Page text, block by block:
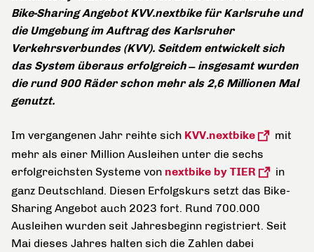
Bike-Sharing Angebot KVV.nextbike für Karlsruhe und
die Umgebung im Auftrag des Karlsruher
Verkehrsverbundes (KVV). Seitdem entwickelt sich
das System überaus erfolgreichinsgesamt wurden
die rund 900 Räder schon mehr als 2,6 Millionen Mal
genutzt.
Im vergangenen Jahr reihte sich KVV.nextbike
mit
mehr als einer Million Ausleihen unter die sechs
erfolgreichsten Systeme von nextbike by TIER
in
ganz Deutschland. Diesen Erfolgskurs setzt das Bike-
Sharing Angebot auch 2023 fort. Rund 700.000
Ausleihen wurden seit Jahresbeginn registriert. Seit
Mai dieses Jahres halten sich die Zahlen dabei